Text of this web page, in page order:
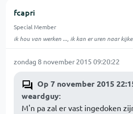
fcapri
Special Member
ik hou van werken ..., ik kan er uren naar
zondag 8 november 2015 09:20:22
Op 7 november 2015
weardguy:
M'n pa zal er vast ingedoken